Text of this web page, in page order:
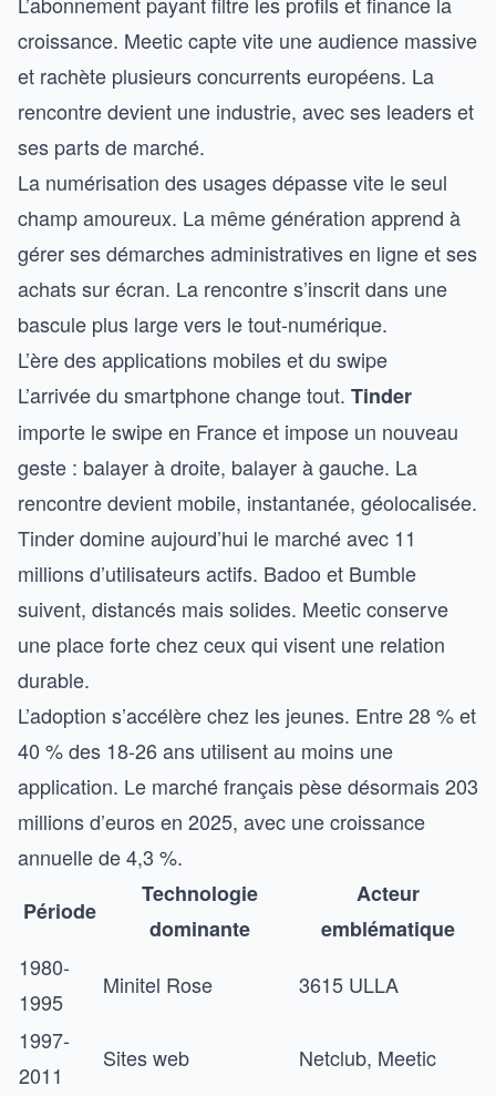
croissance. Meetic capte vite une audience massive
et rachète plusieurs concurrents européens. La
rencontre devient une industrie, avec ses leaders et
ses parts de marché.
La numérisation des usages dépasse vite le seul
champ amoureux. La même génération apprend à
gérer sesdémarches administratives en ligneet ses
achats sur écran. La rencontre s’inscrit dans une
bascule plus large vers le tout-numérique.
L’ère des applications mobiles et du swipe
L’arrivée du smartphone change tout. Tinder
importe le swipe en France et impose un nouveau
geste : balayer à droite, balayer à gauche. La
rencontre devient mobile, instantanée, géolocalisée.
Tinder domine aujourd’hui le marché avec 11
millions d’utilisateurs actifs. Badoo et Bumble
suivent, distancés mais solides. Meetic conserve
une place forte chez ceux qui visent une relation
durable.
L’adoption s’accélère chez les jeunes. Entre 28 % et
40 % des 18-26 ans utilisent au moins une
application. Le marché français pèse désormais 203
millions d’euros en 2025, avec une croissance
annuelle de 4,3 %.
Période
Technologie
dominante
Acteur
emblématique
1980-
1995
Minitel Rose
3615 ULLA
1997-
2011
Sites web
Netclub, Meetic